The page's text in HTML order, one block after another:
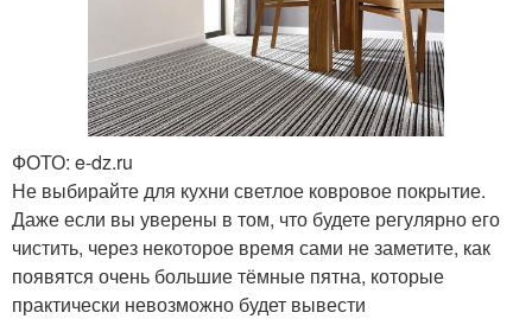
ФОТО: e-dz.ru
Не выбирайте для кухни светлое ковровое покрытие.
Даже если вы уверены в том, что будете регулярно его
чистить, через некоторое время сами не заметите, как
появятся очень большие тёмные пятна, которые
практически невозможно будет вывести